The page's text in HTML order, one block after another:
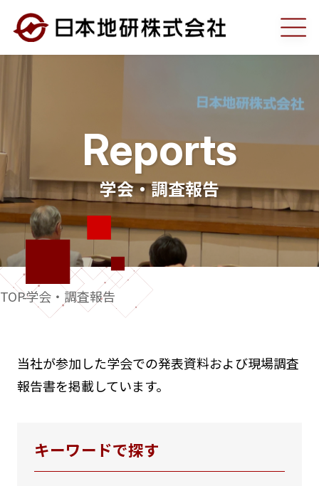
調査部門
建設コンサルタント部門
工事部門
測量部門
環境部門
実績紹介
Reports
学会・調査報告
TOP学会・調査報告
当社が参加した学会での発表資料および現場調査
報告書を掲載しています。
キーワードで探す